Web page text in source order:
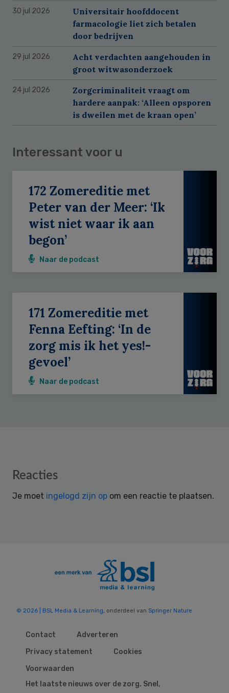
30 jul 2026
Universitair hoofddocent
farmacologie liet zich betalen
door bedrijven
29 jul 2026
Acht verdachten aangehouden in
groot witwasonderzoek
24 jul 2026
Zorgcriminaliteit vraagt om
hardere aanpak: ‘Alleen opsporen
is dweilen met de kraan open’
Interessant voor u
172 Zomereditie met
Peter van der Meer: ‘Ik
wist niet waar ik aan
begon’
Naar de podcast
171 Zomereditie met
Fenna Eefting: ‘In de
zorg mis ik het yes!-
gevoel’
Naar de podcast
Reader
Reacties
Je moet ingelogd zijn op om een reactie te plaatsen.
© 2026 | BSL Media & Learning , onderdeel van Springer Nature
Contact
Adverteren
Privacy statement
Cookies
Voorwaarden
Het laatste nieuws over de zorg. Snel,